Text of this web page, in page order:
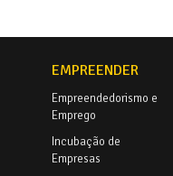
EMPREENDER
Empreendedorismo e
Emprego
Incubação de
Empresas